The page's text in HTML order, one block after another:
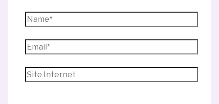
Name*
Email*
Site
Internet